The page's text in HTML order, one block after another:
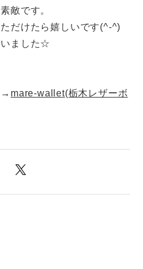
敵です。
だけたら嬉しいです(^-^)
いました☆
→ mare-wallet(栃木レザーボ